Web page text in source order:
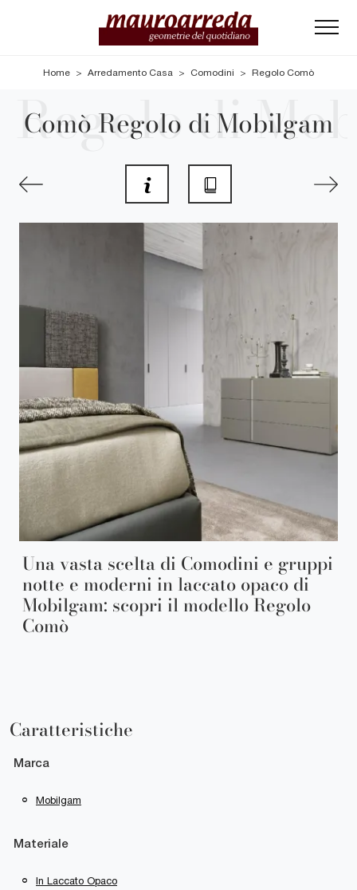
Home > Arredamento Casa > Comodini > Regolo Comò
Comò Regolo di Mobilgam
Una vasta scelta di Comodini e gruppi
notte e moderni in laccato opaco di
Mobilgam: scopri il modello Regolo
Comò
Caratteristiche
Marca
Mobilgam
Materiale
In Laccato Opaco